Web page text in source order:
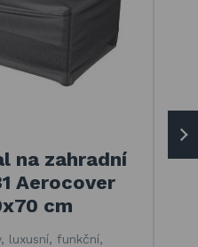
na zahradní
Aerocover
cm
luxusní, funkční,